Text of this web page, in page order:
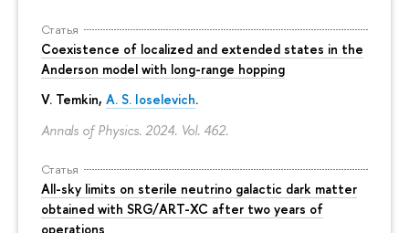
Статья
Coexistence of localized and extended states in the
Anderson model with long-range hopping
V. Temkin, A. S. Ioselevich.
Annals of Physics. 2024. Vol. 462.
Статья
All-sky limits on sterile neutrino galactic dark matter
obtained with SRG/ART-XC after two years of
operations